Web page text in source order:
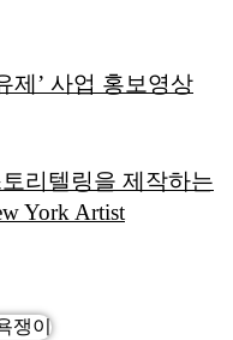
제’ 사업 홍보영상
리텔링을 제작하는
York Artist